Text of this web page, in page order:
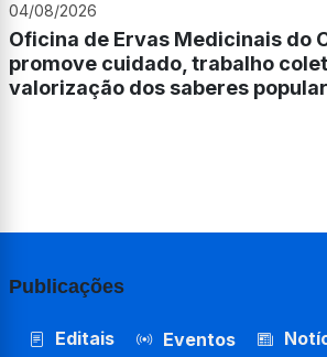
04/08/2026
Oficina de Ervas Medicinais do
promove cuidado, trabalho
valorização dos saberes
Publicações
Editais Eventos